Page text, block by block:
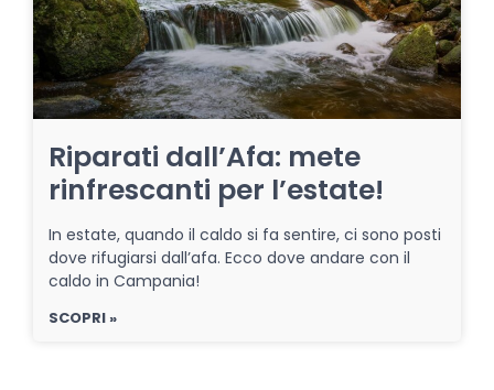
Riparati dall’Afa: mete
rinfrescanti per l’estate!
In estate, quando il caldo si fa sentire, ci sono posti
dove rifugiarsi dall’afa. Ecco dove andare con il
caldo in Campania!
SCOPRI »